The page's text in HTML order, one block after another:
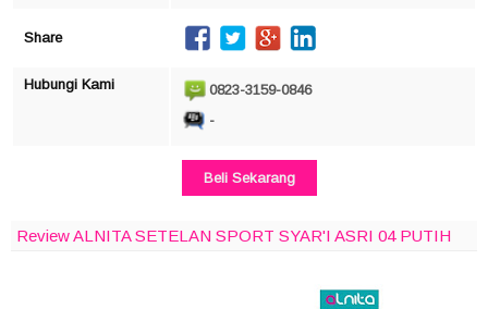
Share
Hubungi Kami
0823-3159-0846
-
Beli Sekarang
Review ALNITA SETELAN SPORT SYAR'I ASRI 04 PUTIH